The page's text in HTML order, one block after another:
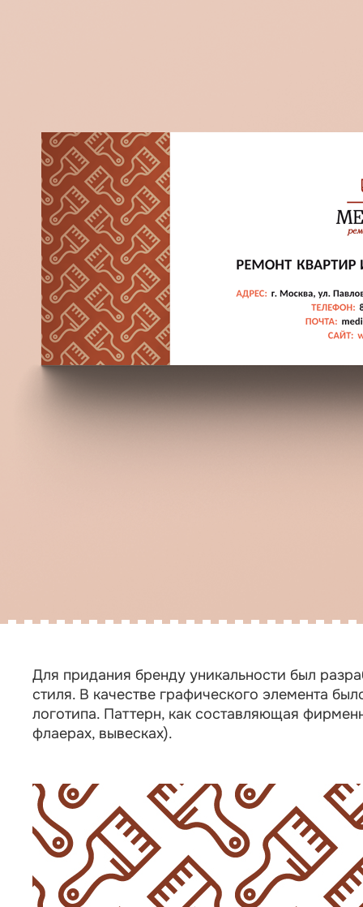
Для придания бренду уникальности был
стиля. В качестве графического элемента
логотипа. Паттерн, как составляющая
флаерах, вывесках).